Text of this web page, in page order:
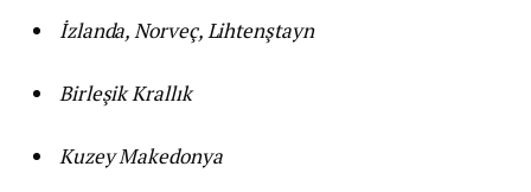
İzlanda, Norveç, Lihtenştayn
Birleşik Krallık
Kuzey Makedonya